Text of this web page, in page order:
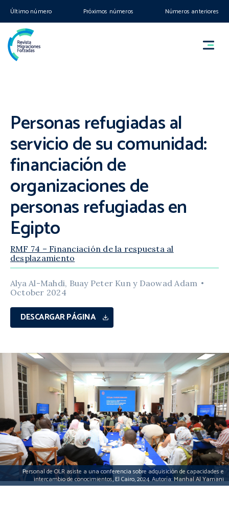
Último número Próximos números Números anteriores
Personas refugiadas al
servicio de su comunidad:
financiación de
organizaciones de
personas refugiadas en
Egipto
RMF 74 – Financiación de la respuesta al
desplazamiento
Alya Al-Mahdi, Buay Peter Kun y Daowad Adam
October 2024
DESCARGAR PÁGINA
Personal de OLR asiste a una conferencia sobre adquisición de capacidades e
intercambio de conocimientos, El Cairo, 2024. Autoría: Manhal Al Yamani